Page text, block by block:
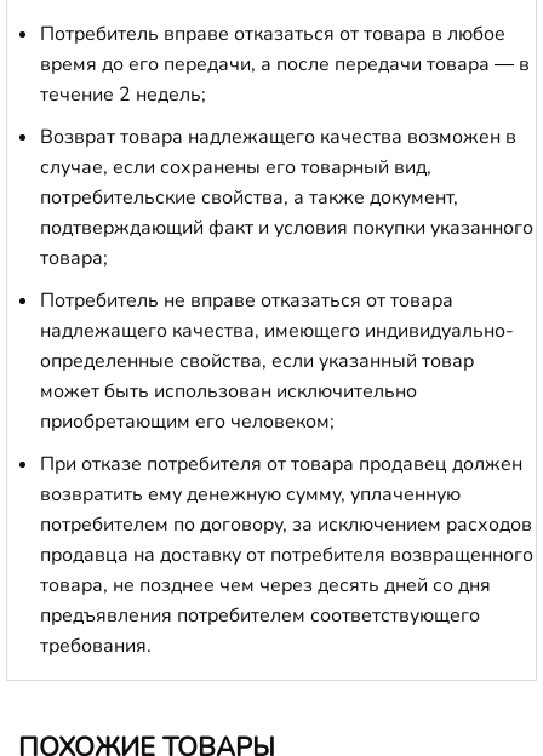
Потребитель вправе отказаться от товара в любое
время до его передачи, а после передачи товара — в
течение 2 недель;
Возврат товара надлежащего качества возможен в
случае, если сохранены его товарный вид,
потребительские свойства, а также документ,
подтверждающий факт и условия покупки указанного
товара;
Потребитель не вправе отказаться от товара
надлежащего качества, имеющего индивидуально-
определенные свойства, если указанный товар
может быть использован исключительно
приобретающим его человеком;
При отказе потребителя от товара продавец должен
возвратить ему денежную сумму, уплаченную
потребителем по договору, за исключением расходов
продавца на доставку от потребителя возвращенного
товара, не позднее чем через десять дней со дня
предъявления потребителем соответствующего
требования.
ПОХОЖИЕ ТОВАРЫ